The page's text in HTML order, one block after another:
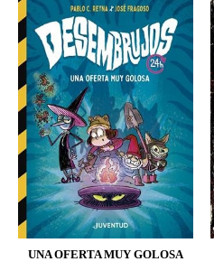
UNA OFERTA MUY GOLOSA